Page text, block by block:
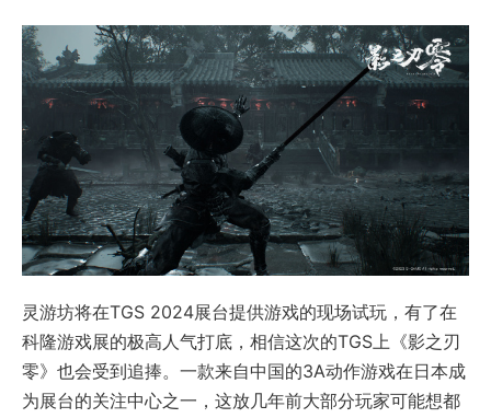
灵游坊将在TGS 2024展台提供游戏的现场试玩，有了在
科隆游戏展的极高人气打底，相信这次的TGS上《影之刃
零》也会受到追捧。一款来自中国的3A动作游戏在日本成
为展台的关注中心之一，这放几年前大部分玩家可能想都